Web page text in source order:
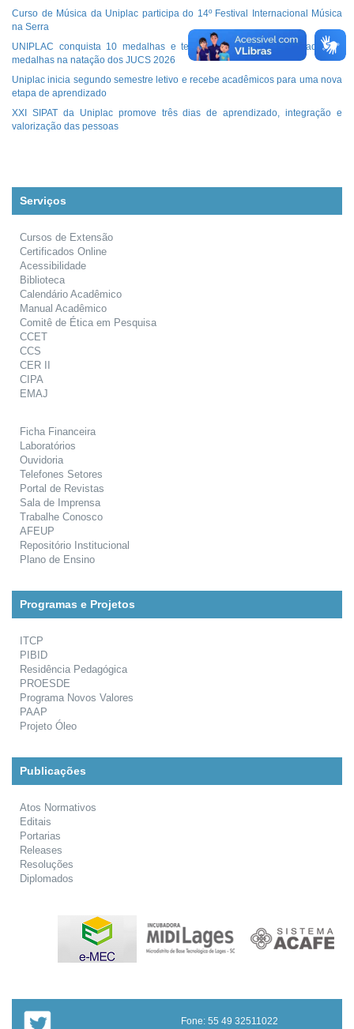
Curso de Música da Uniplac participa do 14º Festival Internacional Música
na Serra
UNIPLAC conquista 10 medalhas e termina em 3º lugar no quadro de
medalhas na natação dos JUCS 2026
Uniplac inicia segundo semestre letivo e recebe acadêmicos para uma nova
etapa de aprendizado
XXI SIPAT da Uniplac promove três dias de aprendizado, integração e
valorização das pessoas
Serviços
Cursos de Extensão
Certificados Online
Acessibilidade
Biblioteca
Calendário Acadêmico
Manual Acadêmico
Comitê de Ética em Pesquisa
CCET
CCS
CER II
CIPA
EMAJ
Ficha Financeira
Laboratórios
Ouvidoria
Telefones Setores
Portal de Revistas
Sala de Imprensa
Trabalhe Conosco
AFEUP
Repositório Institucional
Plano de Ensino
Programas e Projetos
ITCP
PIBID
Residência Pedagógica
PROESDE
Programa Novos Valores
PAAP
Projeto Óleo
Publicações
Atos Normativos
Editais
Portarias
Releases
Resoluções
Diplomados
Fone: 55 49 32511022